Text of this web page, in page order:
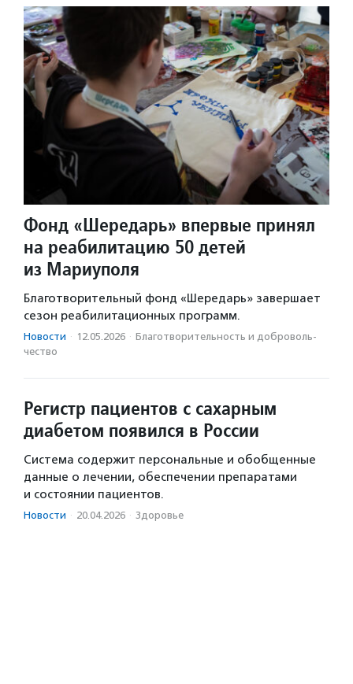
Фонд «Шередарь» впервые принял
на реабилитацию 50 детей
из Мариуполя
Благотворительный фонд «Шередарь» завершает
сезон реабилитационных программ.
Новости · 12.05.2026 · Благотвори­тель­ность и доброволь­
чест­во
Регистр пациентов с сахарным
диабетом появился в России
Система содержит персональные и обобщенные
данные о лечении, обеспечении препаратами
и состоянии пациентов.
Новости · 20.04.2026 · Здоровье